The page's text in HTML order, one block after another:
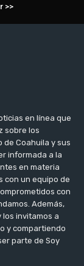
>>
en línea que
sobre los
Coahuila y sus
informada a la
en materia
con un equipo de
con
Además,
invitamos a
y compartiendo
parte de Soy